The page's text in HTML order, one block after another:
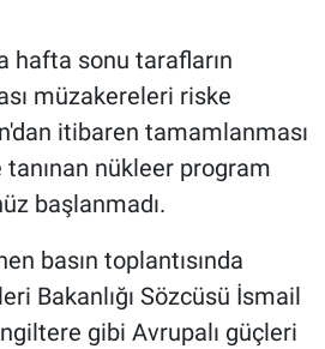
hafta sonu tarafların
müzakereleri riske
itibaren tamamlanması
nükleer program
başlanmadı.
basın toplantısında
Bakanlığı Sözcüsü İsmail
gibi Avrupalı güçleri